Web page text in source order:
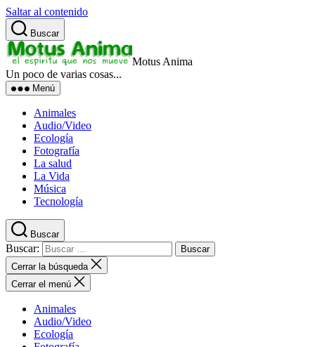
Saltar al contenido
Buscar
Motus Anima
Un poco de varias cosas...
Menú
Animales
Audio/Video
Ecología
Fotografía
La salud
La Vida
Música
Tecnología
Buscar
Buscar:
Cerrar la búsqueda
Cerrar el menú
Animales
Audio/Video
Ecología